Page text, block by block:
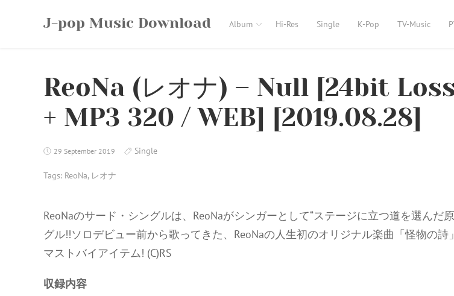
J-pop Music Download Album Hi-Res Single K-Pop TV-Music
ReoNa (レオナ) – Null [24bit
+ MP3 320 / WEB] [2019.08.28]
29 September 2019 Single
Tags: ReoNa, レオナ
ReoNaのサード・シングルは、ReoNaがシンガーとして“ステージに立つ道を選んだ
グル!!ソロデビュー前から歌ってきた、ReoNaの人生初のオリジナル楽曲「怪物の詩
マストバイアイテム! (C)RS
収録内容